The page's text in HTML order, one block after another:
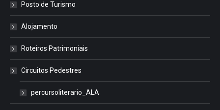
Posto de Turismo
Alojamento
Roteiros Patrimoniais
Circuitos Pedestres
percursoliterario_ALA